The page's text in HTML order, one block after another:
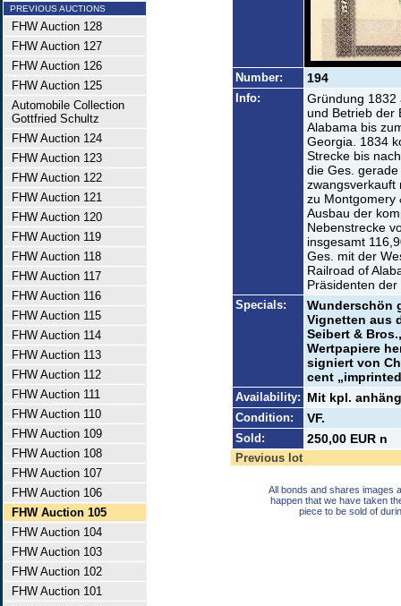
PREVIOUS AUCTIONS
FHW Auction 128
FHW Auction 127
FHW Auction 126
FHW Auction 125
Automobile Collection
Gottfried Schultz
FHW Auction 124
FHW Auction 123
FHW Auction 122
FHW Auction 121
FHW Auction 120
FHW Auction 119
FHW Auction 118
FHW Auction 117
FHW Auction 116
FHW Auction 115
FHW Auction 114
FHW Auction 113
FHW Auction 112
FHW Auction 111
FHW Auction 110
FHW Auction 109
FHW Auction 108
FHW Auction 107
FHW Auction 106
FHW Auction 105
FHW Auction 104
FHW Auction 103
FHW Auction 102
FHW Auction 101
Number: 194
Info:
Gründung 1832
und Betrieb der
Alabama bis
Georgia. 1834
Strecke bis
die Ges.
zwangsverkauft
zu Montgomery
Ausbau der
Nebenstrecke
insgesamt
Ges. mit der
Railroad of
Präsidenten
Specials:
Wunderschön
Vignetten aus
Seibert &
Wertpapiere
signiert von
cent
Availability: Mit kpl.
Condition: VF.
Sold: 250,00 EUR n
Previous lot
All bonds and shares images
happen that we have taken
piece to be sold of